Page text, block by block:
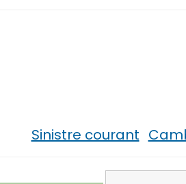
Sinistre courant